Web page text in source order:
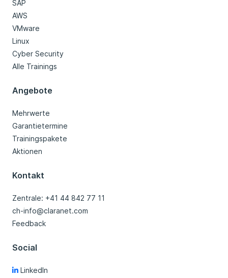
SAP
AWS
VMware
Linux
Cyber Security
Alle Trainings
Angebote
Mehrwerte
Garantietermine
Trainingspakete
Aktionen
Kontakt
Zentrale: +41 44 842 77 11
ch-info@claranet.com
Feedback
Social
LinkedIn